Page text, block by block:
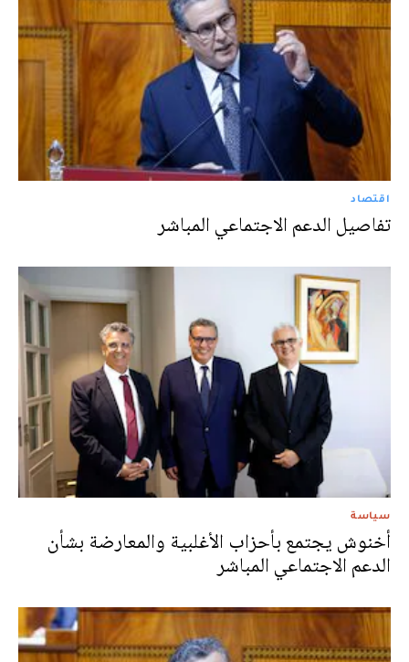
اقتصاد
تفاصيل الدعم الاجتماعي المباشر
سياسة
أخنوش يجتمع بأحزاب الأغلبية والمعارضة بشأن
الدعم الاجتماعي المباشر